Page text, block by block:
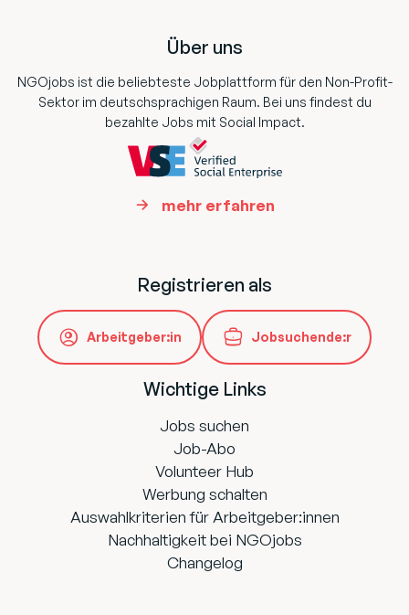
Über uns
NGOjobs ist die beliebteste Jobplattform für den Non-Profit-
Sektor im deutschsprachigen Raum. Bei uns findest du
bezahlte Jobs mit Social Impact.
mehr erfahren
Registrieren als
Arbeitgeber:in Jobsuchende:r
Wichtige Links
Jobs suchen
Job-Abo
Volunteer Hub
Werbung schalten
Auswahlkriterien für Arbeitgeber:innen
Nachhaltigkeit bei NGOjobs
Changelog